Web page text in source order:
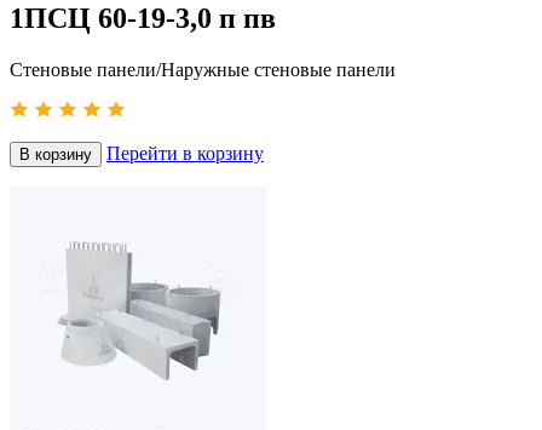
1ПСЦ 60-19-3,0 п пв
Стеновые панели/Наружные стеновые панели
В корзину Перейти в корзину